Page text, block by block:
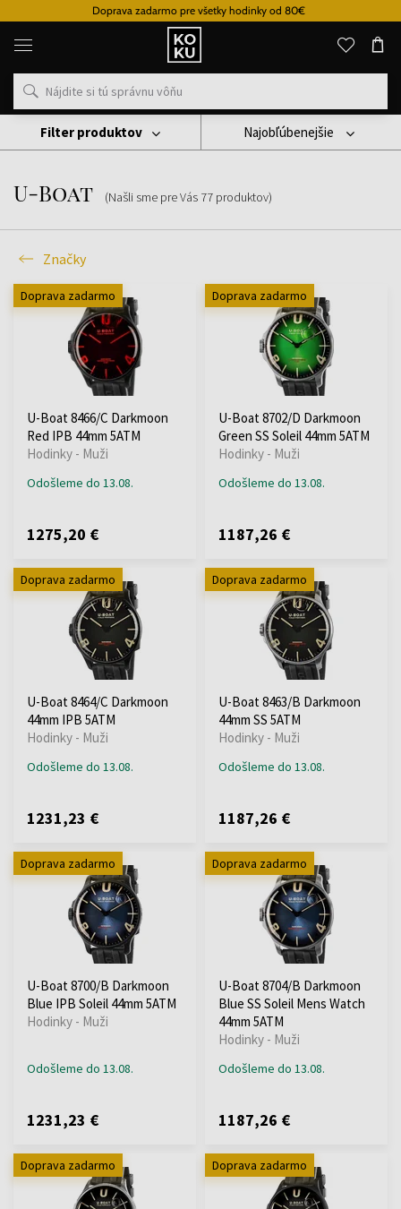
Doprava zadarmo pre všetky hodinky od 80€
Originálne
parfémy
hodinky
na
mieste
Značky
U-Boat
U-Boat (Našli sme pre Vás 77 produktov)
Najobľúbenejšie
Značky
Filter produktov
Doprava zadarmo
U-Boat 8466/C Darkmoon
Red IPB 44mm 5ATM
Hodinky - Muži
Odošleme do 13.08.
1275,20 €
Doprava zadarmo
U-Boat 8702/D Darkmoon
Green SS Soleil 44mm 5ATM
Hodinky - Muži
Odošleme do 13.08.
1187,26 €
Doprava zadarmo
U-Boat 8464/C Darkmoon
44mm IPB 5ATM
Hodinky - Muži
Odošleme do 13.08.
1231,23 €
Doprava zadarmo
U-Boat 8463/B Darkmoon
44mm SS 5ATM
Hodinky - Muži
Odošleme do 13.08.
1187,26 €
Doprava zadarmo
U-Boat 8700/B Darkmoon
Blue IPB Soleil 44mm 5ATM
Hodinky - Muži
Odošleme do 13.08.
1231,23 €
Doprava zadarmo
U-Boat 8704/B Darkmoon
Blue SS Soleil Mens Watch
44mm 5ATM
Hodinky - Muži
Odošleme do 13.08.
1187,26 €
Doprava zadarmo Doprava zadarmo